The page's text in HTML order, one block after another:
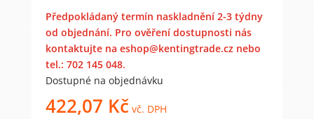
Předpokládaný termín naskladnění 2-3 týdny
od objednání. Pro ověření dostupnosti nás
kontaktujte na eshop@kentingtrade.cz nebo
tel.: 702 145 048.
Dostupné na objednávku
422,07 Kč vč. DPH